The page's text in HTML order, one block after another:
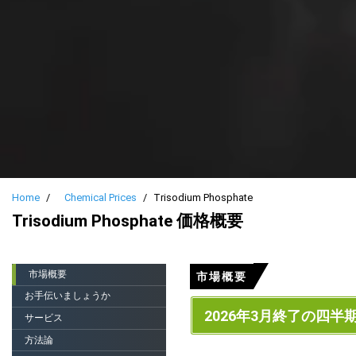
Home Chemical Prices Trisodium Phosphate
Trisodium Phosphate 価格概要
市場概要
お手伝いましょうか
サービス
方法論
市場概要
2026年3月終了の四半